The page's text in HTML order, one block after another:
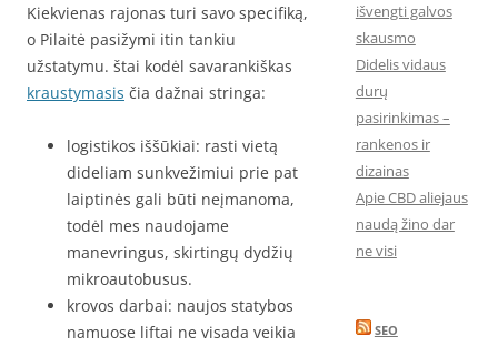
Kiekvienas rajonas turi savo specifiką,
o Pilaitė pasižymi itin tankiu
užstatymu. štai kodėl savarankiškas
kraustymasis čia dažnai stringa:
logistikos iššūkiai: rasti vietą
dideliam sunkvežimiui prie pat
laiptinės gali būti neįmanoma,
todėl mes naudojame
manevringus, skirtingų dydžių
mikroautobusus.
krovos darbai: naujos statybos
namuose liftai ne visada veikia
išvengti galvos
skausmo
Didelis vidaus
durų
pasirinkimas –
rankenos ir
dizainas
Apie CBD aliejaus
naudą žino dar
ne visi
SEO